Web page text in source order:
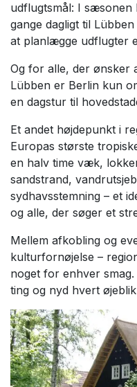
udflugtsmål: I
gange dagligt til
at planlægge udflugter
Og for alle, der ønsker
Lübben er Berlin kun
en dagstur til
Et andet højdepunkt i
Europas største
en halv time væk,
sandstrand,
sydhavsstemning – et
og alle, der søger et
Mellem afkobling og
kulturfornøjelse –
noget for enhver
ting og nyd hvert